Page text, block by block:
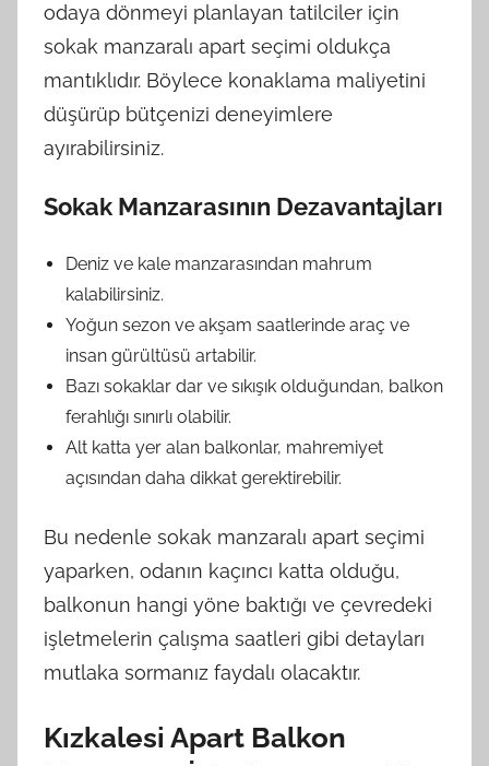
odaya dönmeyi planlayan tatilciler için
sokak manzaralı apart seçimi oldukça
mantıklıdır. Böylece konaklama maliyetini
düşürüp bütçenizi deneyimlere
ayırabilirsiniz.
Sokak Manzarasının Dezavantajları
Deniz ve kale manzarasından mahrum
kalabilirsiniz.
Yoğun sezon ve akşam saatlerinde araç ve
insan gürültüsü artabilir.
Bazı sokaklar dar ve sıkışık olduğundan, balkon
ferahlığı sınırlı olabilir.
Alt katta yer alan balkonlar, mahremiyet
açısından daha dikkat gerektirebilir.
Bu nedenle sokak manzaralı apart seçimi
yaparken, odanın kaçıncı katta olduğu,
balkonun hangi yöne baktığı ve çevredeki
işletmelerin çalışma saatleri gibi detayları
mutlaka sormanız faydalı olacaktır.
Kızkalesi Apart Balkon